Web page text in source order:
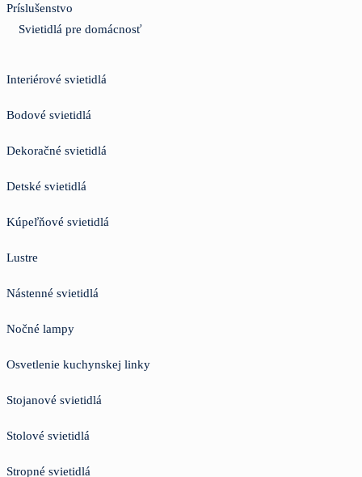
Príslušenstvo
Svietidlá pre domácnosť
Interiérové svietidlá
Bodové svietidlá
Dekoračné svietidlá
Detské svietidlá
Kúpeľňové svietidlá
Lustre
Nástenné svietidlá
Nočné lampy
Osvetlenie kuchynskej linky
Stojanové svietidlá
Stolové svietidlá
Stropné svietidlá